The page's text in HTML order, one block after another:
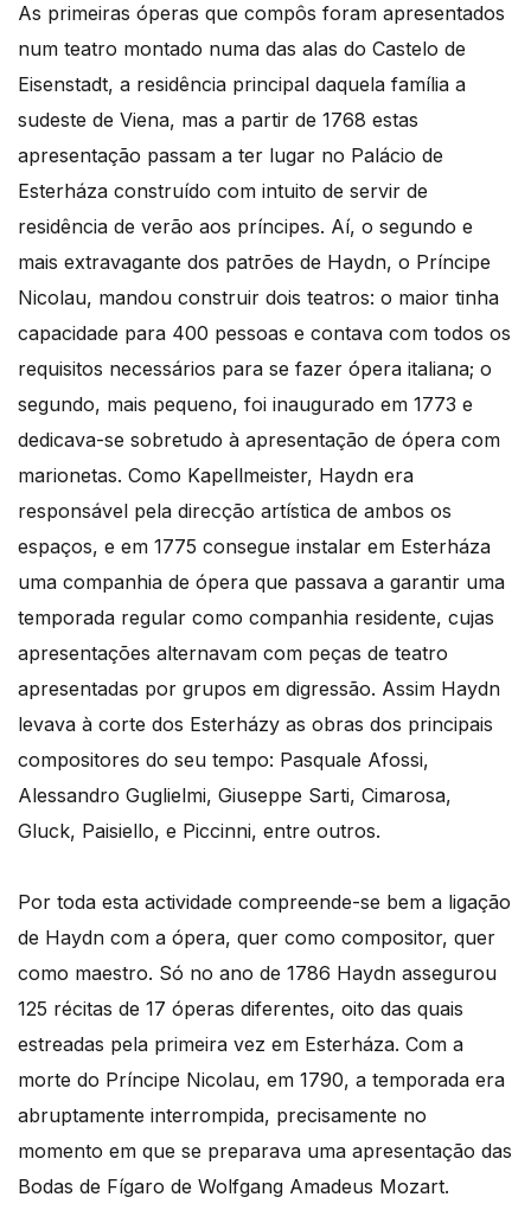
As primeiras óperas que compôs foram apresentados
num teatro montado numa das alas do Castelo de
Eisenstadt, a residência principal daquela família a
sudeste de Viena, mas a partir de 1768 estas
apresentação passam a ter lugar no Palácio de
Esterháza construído com intuito de servir de
residência de verão aos príncipes. Aí, o segundo e
mais extravagante dos patrões de Haydn, o Príncipe
Nicolau, mandou construir dois teatros: o maior tinha
capacidade para 400 pessoas e contava com todos os
requisitos necessários para se fazer ópera italiana; o
segundo, mais pequeno, foi inaugurado em 1773 e
dedicava-se sobretudo à apresentação de ópera com
marionetas. Como Kapellmeister, Haydn era
responsável pela direcção artística de ambos os
espaços, e em 1775 consegue instalar em Esterháza
uma companhia de ópera que passava a garantir uma
temporada regular como companhia residente, cujas
apresentações alternavam com peças de teatro
apresentadas por grupos em digressão. Assim Haydn
levava à corte dos Esterházy as obras dos principais
compositores do seu tempo: Pasquale Afossi,
Alessandro Guglielmi, Giuseppe Sarti, Cimarosa,
Gluck, Paisiello, e Piccinni, entre outros.
Por toda esta actividade compreende-se bem a ligação
de Haydn com a ópera, quer como compositor, quer
como maestro. Só no ano de 1786 Haydn assegurou
125 récitas de 17 óperas diferentes, oito das quais
estreadas pela primeira vez em Esterháza. Com a
morte do Príncipe Nicolau, em 1790, a temporada era
abruptamente interrompida, precisamente no
momento em que se preparava uma apresentação das
Bodas de Fígaro de Wolfgang Amadeus Mozart.